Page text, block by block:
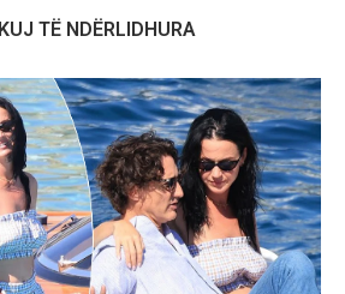
TË NDËRLIDHURA